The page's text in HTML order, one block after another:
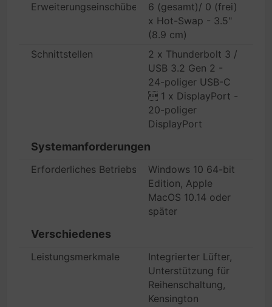
Erweiterungseinschübe
6 (gesamt)/ 0 (frei)
x Hot-Swap - 3.5"
(8.9 cm)
Schnittstellen
2 x Thunderbolt 3 /
USB 3.2 Gen 2 -
24-poliger USB-C
 1 x DisplayPort -
20-poliger
DisplayPort
Systemanforderungen
Erforderliches BetriebssystemWindows 10 64-bit
Edition, Apple
MacOS 10.14 oder
später
Verschiedenes
Leistungsmerkmale
Integrierter Lüfter,
Unterstützung für
Reihenschaltung,
Kensington